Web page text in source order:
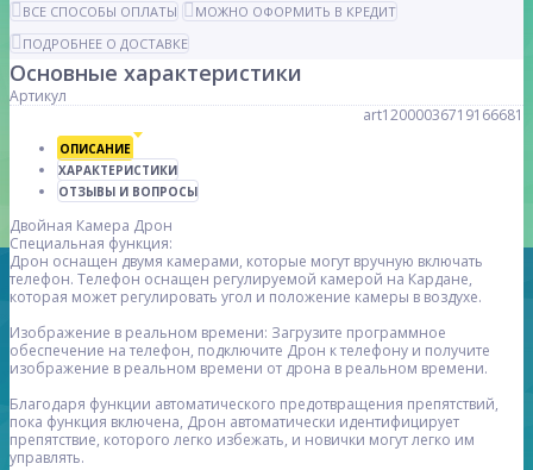
ВСЕ СПОСОБЫ ОПЛАТЫ
МОЖНО ОФОРМИТЬ В КРЕДИТ
ПОДРОБНЕЕ О ДОСТАВКЕ
Основные характеристики
Артикул
art12000036719166681
ОПИСАНИЕ
ХАРАКТЕРИСТИКИ
ОТЗЫВЫ И ВОПРОСЫ
Двойная Камера Дрон
Специальная функция:
Дрон оснащен двумя камерами, которые могут вручную включать
телефон. Телефон оснащен регулируемой камерой на Кардане,
которая может регулировать угол и положение камеры в воздухе.
Изображение в реальном времени: Загрузите программное
обеспечение на телефон, подключите Дрон к телефону и получите
изображение в реальном времени от дрона в реальном времени.
Благодаря функции автоматического предотвращения препятствий,
пока функция включена, Дрон автоматически идентифицирует
препятствие, которого легко избежать, и новички могут легко им
управлять.